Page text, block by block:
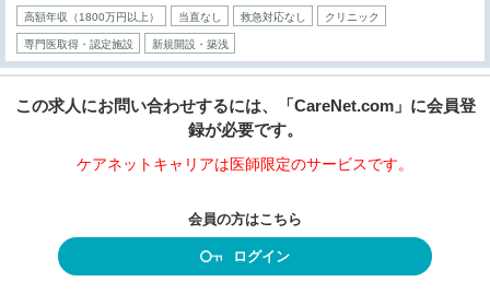
高額年収（1800万円以上） 当直なし 救急対応なし クリニック
専門医取得・認定施設 新規開設・築浅
この求人にお問い合わせするには、「CareNet.com」に会員登
録が必要です。
ケアネットキャリアは医師限定のサービスです。
会員の方はこちら
ログイン